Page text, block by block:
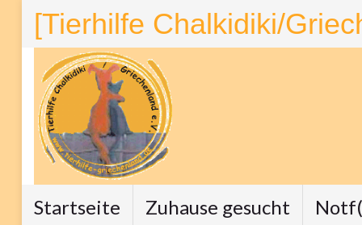
[Tierhilfe Chalkidiki/
Startseite Zuhause gesucht